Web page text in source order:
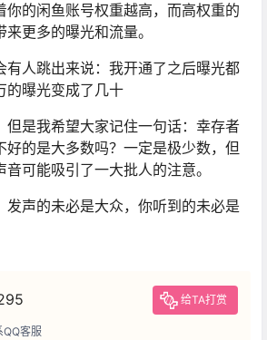
你的闲鱼账号权重越高，而高权重的
更多的曝光和流量。
有人跳出来说：我开通了之后曝光都
的曝光变成了几十
但是我希望大家记住一句话：幸存者
好的是大多数吗？一定是极少数，但
可能吸引了一大批人的注意。
发声的未必是大众，你听到的未必是
给TA打赏
QQ客服